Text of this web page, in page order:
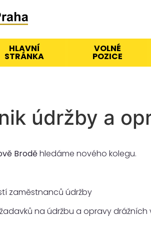
HLAVNÍ
STRÁNKA
VOLNÉ
POZICE
údržby a
Broděhledáme nového kolegu.
zaměstnanců údržby
na údržbu a opravy drážních